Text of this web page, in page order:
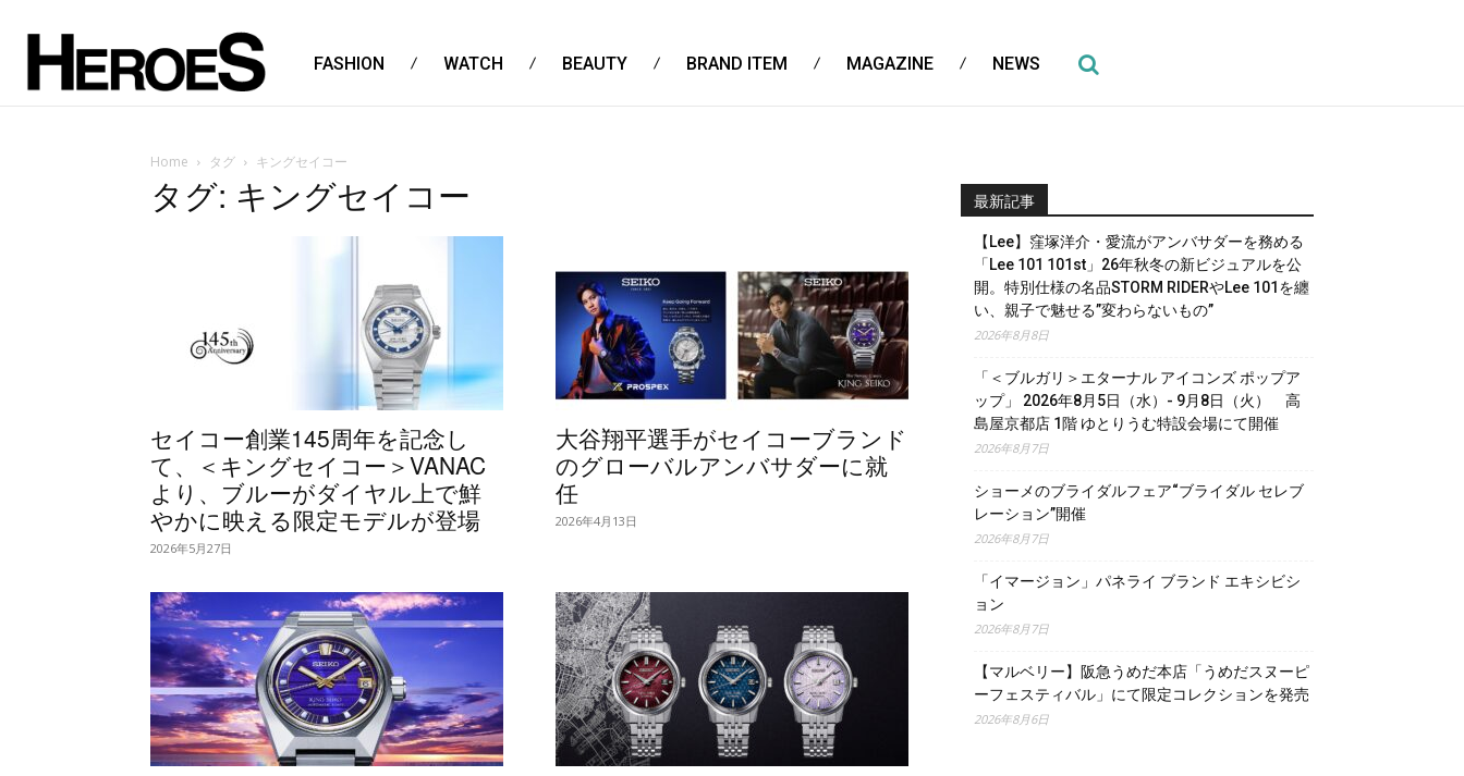
FASHION WATCH BEAUTY BRAND ITEM MAGAZINE NEWS
Home タグ キングセイコー
タグ: キングセイコー
セイコー創業145周年を記念し
て、＜キングセイコー＞VANAC
より、ブルーがダイヤル上で鮮
やかに映える限定モデルが登場
2026年5月27日
大谷翔平選手がセイコーブランド
のグローバルアンバサダーに就
任
2026年4月13日
最新記事
【Lee】窪塚洋介・愛流がアンバサダーを務める
「Lee 101 101st」26年秋冬の新ビジュアルを公
開。特別仕様の名品STORM RIDERやLee 101を纏
い、親子で魅せる”変わらないもの”
2026年8月8日
「＜ブルガリ＞エターナル アイコンズ ポップア
ップ」 2026年8月5日（水）- 9月8日（火） 高
島屋京都店 1階 ゆとりうむ特設会場にて開催
2026年8月7日
ショーメのブライダルフェア“ブライダル セレブ
レーション”開催
2026年8月7日
「イマージョン」パネライ ブランド エキシビシ
ョン
2026年8月7日
【マルベリー】阪急うめだ本店「うめだスヌーピ
ーフェスティバル」にて限定コレクションを発売
2026年8月6日